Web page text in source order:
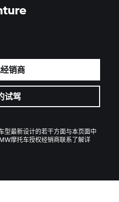
销商
试驾
型最新设计的若干方面与本页面中
摩托车授权经销商联系了解详